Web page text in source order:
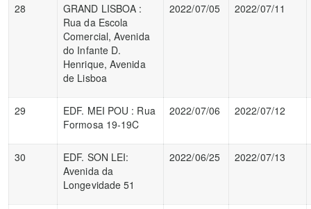
28
GRAND LISBOA :
Rua da Escola
Comercial, Avenida
do Infante D.
Henrique, Avenida
de Lisboa
2022/07/05 2022/07/11
29
EDF. MEI POU : Rua
Formosa 19-19C
2022/07/06 2022/07/12
30
EDF. SON LEI:
Avenida da
Longevidade 51
2022/06/25 2022/07/13